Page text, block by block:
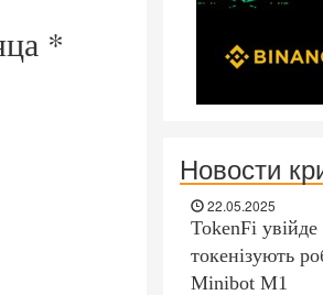
*
Новости
22.05.2025
TokenFi
токенізують
Minibot M1